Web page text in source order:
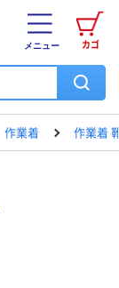
カゴ
メニュー
作業着 作業着